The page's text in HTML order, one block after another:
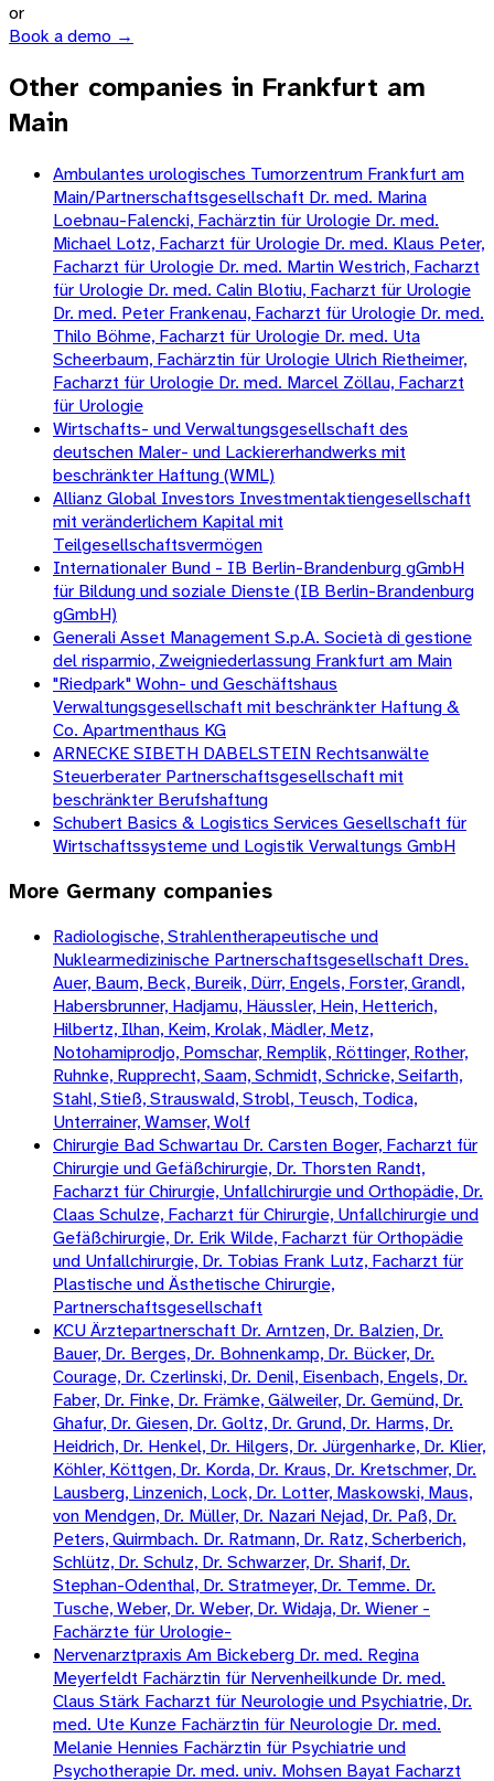
or
Book a demo →
Other companies in Frankfurt am
Main
Ambulantes urologisches Tumorzentrum Frankfurt am
Main/Partnerschaftsgesellschaft Dr. med. Marina
Loebnau-Falencki, Fachärztin für Urologie Dr. med.
Michael Lotz, Facharzt für Urologie Dr. med. Klaus Peter,
Facharzt für Urologie Dr. med. Martin Westrich, Facharzt
für Urologie Dr. med. Calin Blotiu, Facharzt für Urologie
Dr. med. Peter Frankenau, Facharzt für Urologie Dr. med.
Thilo Böhme, Facharzt für Urologie Dr. med. Uta
Scheerbaum, Fachärztin für Urologie Ulrich Rietheimer,
Facharzt für Urologie Dr. med. Marcel Zöllau, Facharzt
für Urologie
Wirtschafts- und Verwaltungsgesellschaft des
deutschen Maler- und Lackiererhandwerks mit
beschränkter Haftung (WML)
Allianz Global Investors Investmentaktiengesellschaft
mit veränderlichem Kapital mit
Teilgesellschaftsvermögen
Internationaler Bund - IB Berlin-Brandenburg gGmbH
für Bildung und soziale Dienste (IB Berlin-Brandenburg
gGmbH)
Generali Asset Management S.p.A. Società di gestione
del risparmio, Zweigniederlassung Frankfurt am Main
"Riedpark" Wohn- und Geschäftshaus
Verwaltungsgesellschaft mit beschränkter Haftung &
Co. Apartmenthaus KG
ARNECKE SIBETH DABELSTEIN Rechtsanwälte
Steuerberater Partnerschaftsgesellschaft mit
beschränkter Berufshaftung
Schubert Basics & Logistics Services Gesellschaft für
Wirtschaftssysteme und Logistik Verwaltungs GmbH
More Germany companies
Radiologische, Strahlentherapeutische und
Nuklearmedizinische Partnerschaftsgesellschaft Dres.
Auer, Baum, Beck, Bureik, Dürr, Engels, Forster, Grandl,
Habersbrunner, Hadjamu, Häussler, Hein, Hetterich,
Hilbertz, Ilhan, Keim, Krolak, Mädler, Metz,
Notohamiprodjo, Pomschar, Remplik, Röttinger, Rother,
Ruhnke, Rupprecht, Saam, Schmidt, Schricke, Seifarth,
Stahl, Stieß, Strauswald, Strobl, Teusch, Todica,
Unterrainer, Wamser, Wolf
Chirurgie Bad Schwartau Dr. Carsten Boger, Facharzt für
Chirurgie und Gefäßchirurgie, Dr. Thorsten Randt,
Facharzt für Chirurgie, Unfallchirurgie und Orthopädie, Dr.
Claas Schulze, Facharzt für Chirurgie, Unfallchirurgie und
Gefäßchirurgie, Dr. Erik Wilde, Facharzt für Orthopädie
und Unfallchirurgie, Dr. Tobias Frank Lutz, Facharzt für
Plastische und Ästhetische Chirurgie,
Partnerschaftsgesellschaft
KCU Ärztepartnerschaft Dr. Arntzen, Dr. Balzien, Dr.
Bauer, Dr. Berges, Dr. Bohnenkamp, Dr. Bücker, Dr.
Courage, Dr. Czerlinski, Dr. Denil, Eisenbach, Engels, Dr.
Faber, Dr. Finke, Dr. Främke, Gälweiler, Dr. Gemünd, Dr.
Ghafur, Dr. Giesen, Dr. Goltz, Dr. Grund, Dr. Harms, Dr.
Heidrich, Dr. Henkel, Dr. Hilgers, Dr. Jürgenharke, Dr. Klier,
Köhler, Köttgen, Dr. Korda, Dr. Kraus, Dr. Kretschmer, Dr.
Lausberg, Linzenich, Lock, Dr. Lotter, Maskowski, Maus,
von Mendgen, Dr. Müller, Dr. Nazari Nejad, Dr. Paß, Dr.
Peters, Quirmbach. Dr. Ratmann, Dr. Ratz, Scherberich,
Schlütz, Dr. Schulz, Dr. Schwarzer, Dr. Sharif, Dr.
Stephan-Odenthal, Dr. Stratmeyer, Dr. Temme. Dr.
Tusche, Weber, Dr. Weber, Dr. Widaja, Dr. Wiener -
Fachärzte für Urologie-
Nervenarztpraxis Am Bickeberg Dr. med. Regina
Meyerfeldt Fachärztin für Nervenheilkunde Dr. med.
Claus Stärk Facharzt für Neurologie und Psychiatrie, Dr.
med. Ute Kunze Fachärztin für Neurologie Dr. med.
Melanie Hennies Fachärztin für Psychiatrie und
Psychotherapie Dr. med. univ. Mohsen Bayat Facharzt